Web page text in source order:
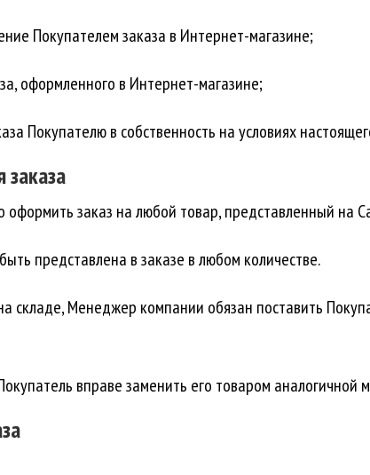
Покупателем заказа в Интернет-магазине;
оформленного в Интернет-магазине;
Покупателю в собственность на условиях
оформить заказ на любой товар, представленный на
представлена в заказе в любом количестве.
складе, Менеджер компании обязан поставить
вправе заменить его товаром аналогичной